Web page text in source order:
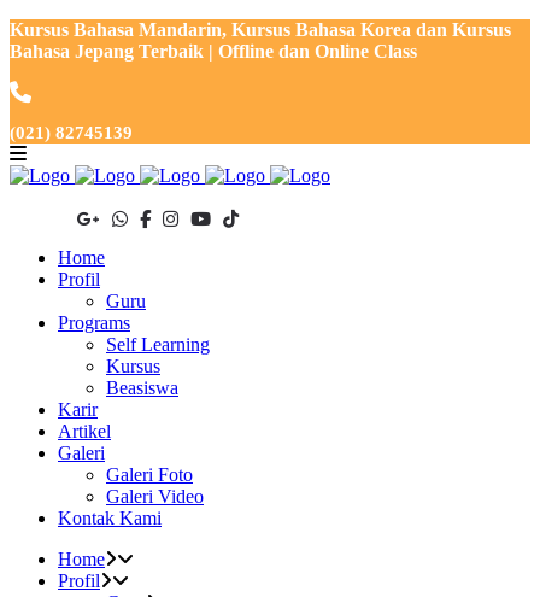
Kursus Bahasa Mandarin, Kursus Bahasa Korea dan Kursus
Bahasa Jepang Terbaik | Offline dan Online Class
(021) 82745139
Home
Profil
Guru
Programs
Self Learning
Kursus
Beasiswa
Karir
Artikel
Galeri
Galeri Foto
Galeri Video
Kontak Kami
Home
Profil